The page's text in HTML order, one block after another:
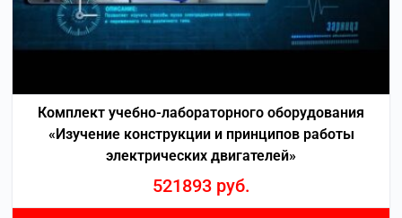
Комплект учебно-лабораторного оборудования
«Изучение конструкции и принципов работы
электрических двигателей»
521893 руб.